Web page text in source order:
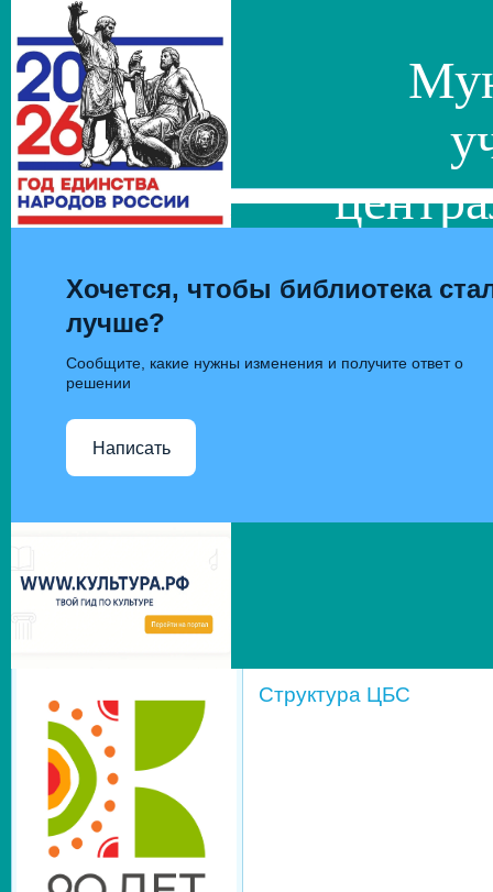
Хочется, чтобы библиотека
лучше?
Сообщите, какие нужны изменения и получите ответ о
решении
Написать
Структура ЦБС